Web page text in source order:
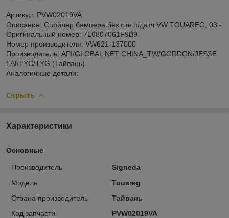
Артикул: PVW02019VA
Описание: Спойлер бампера без отв п/датч VW TOUAREG, 03 -
Оригинальный номер: 7L6807061F9B9
Номер производителя: VW621-137000
Производитель: API/GLOBAL NET CHINA_TW/GORDON/JESSE
LAI/TYC/TYG (Тайвань)
Аналогичные детали:
Скрыть
Характеристики
Основные
Производитель
Signeda
Модель
Touareg
Страна производитель
Тайвань
Код запчасти
PVW02019VA